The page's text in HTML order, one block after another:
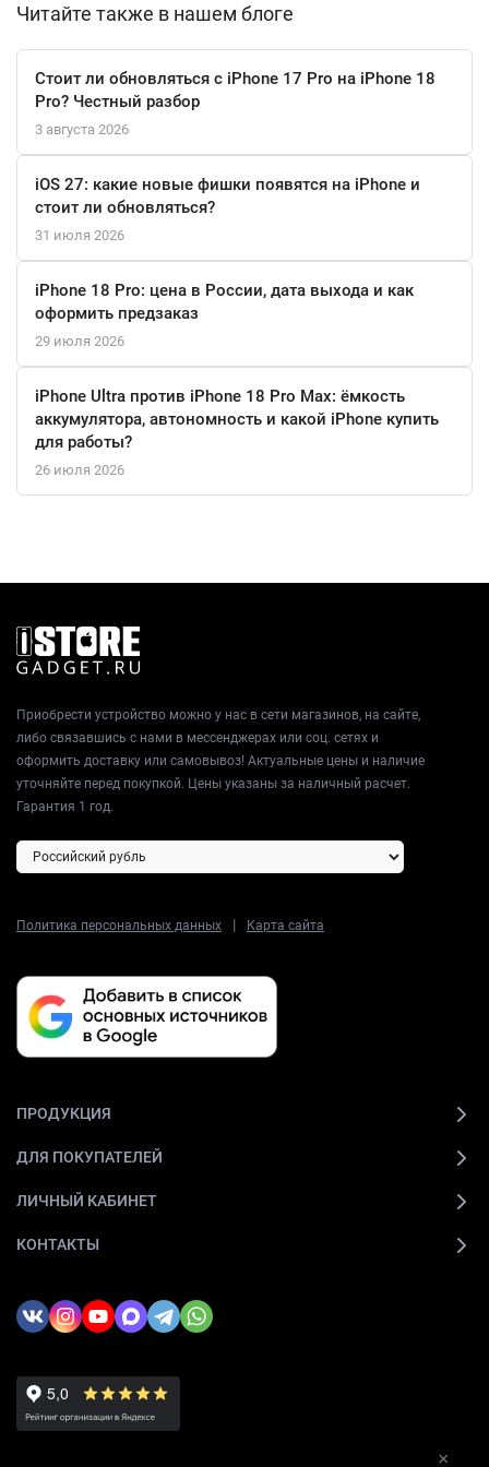
стильного дизайна и портативности для тех, кто ценит
Читайте также в нашем блоге
Стоит ли обновляться с iPhone 17 Pro на iPhone 18
Pro? Честный разбор
3 августа 2026
iOS 27: какие новые фишки появятся на iPhone и
стоит ли обновляться?
31 июля 2026
iPhone 18 Pro: цена в России, дата выхода и как
оформить предзаказ
29 июля 2026
iPhone Ultra против iPhone 18 Pro Max: ёмкость
аккумулятора, автономность и какой iPhone купить
для работы?
26 июля 2026
Приобрести устройство можно у нас в сети магазинов, на сайте,
либо связавшись с нами в мессенджерах или соц. сетях и
оформить доставку или самовывоз! Актуальные цены и наличие
уточняйте перед покупкой. Цены указаны за наличный расчет.
Гарантия 1 год.
Политика персональных данных | Карта сайта
ПРОДУКЦИЯ
ДЛЯ ПОКУПАТЕЛЕЙ
ЛИЧНЫЙ КАБИНЕТ
КОНТАКТЫ
×